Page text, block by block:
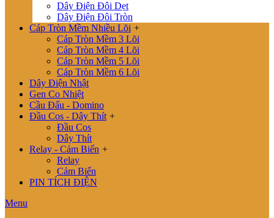
Dây Điện Đôi Dẹt
Dây Điện Đôi Tròn
Cáp Tròn Mềm Nhiều Lõi +
Cáp Tròn Mềm 3 Lõi
Cáp Tròn Mềm 4 Lõi
Cáp Tròn Mềm 5 Lõi
Cáp Tròn Mềm 6 Lõi
Dây Điện Nhật
Gen Co Nhiệt
Cầu Đấu - Domino
Đầu Cos - Dây Thít +
Đầu Cos
Dây Thít
Relay - Cảm Biến +
Relay
Cảm Biến
PIN TÍCH ĐIỆN
Menu